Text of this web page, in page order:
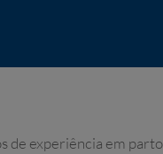
de experiência em